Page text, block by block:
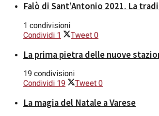
Falò di Sant’Antonio 2021. La
1 condivisioni
Condividi 1 Tweet 0
La prima pietra delle nuove
19 condivisioni
Condividi 19 Tweet 0
La magia del Natale a Varese